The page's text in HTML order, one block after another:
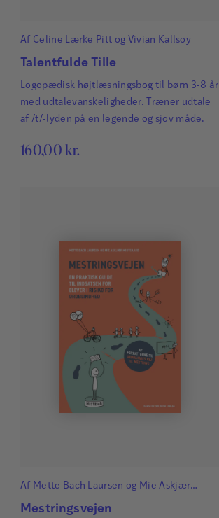
Af Celine Lærke Pitt og Vivian Kallsoy
Talentfulde Tille
Logopædisk højtlæsningsbog til børn 3-8 år
med udtalevanskeligheder. Træner udtale
af /t/-lyden på en legende og sjov måde.
160,00 kr.
Af Mette Bach Laursen og Mie Askjær
Midtgaard
Mestringsvejen